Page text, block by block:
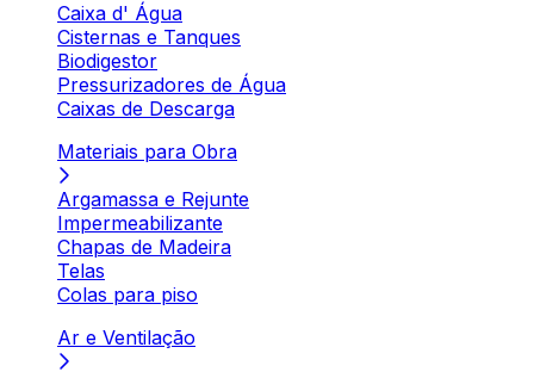
Caixa d' Água
Cisternas e Tanques
Biodigestor
Pressurizadores de Água
Caixas de Descarga
Materiais para Obra
Argamassa e Rejunte
Impermeabilizante
Chapas de Madeira
Telas
Colas para piso
Ar e Ventilação